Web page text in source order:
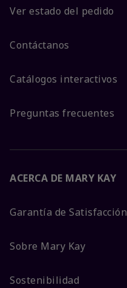
Ver estado del pedido
Contáctanos
Catálogos interactivos
Preguntas frecuentes
ACERCA DE MARY KAY
Garantía de Satisfacción
Sobre Mary Kay
Sostenibilidad